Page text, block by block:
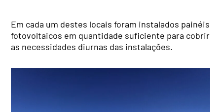
Em cada um destes locais foram instalados painéis
fotovoltaicos em quantidade suficiente para cobrir
as necessidades diurnas das instalações.